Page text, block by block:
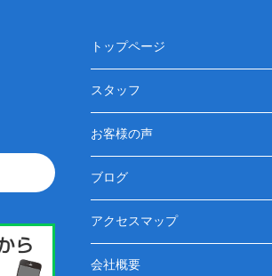
トップページ
スタッフ
お客様の声
ブログ
アクセスマップ
会社概要